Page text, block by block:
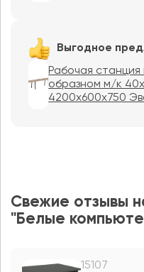
Выгодное
Рабочая
образном м/к
4200x600x750
Свежие отзывы
"Белые
15107